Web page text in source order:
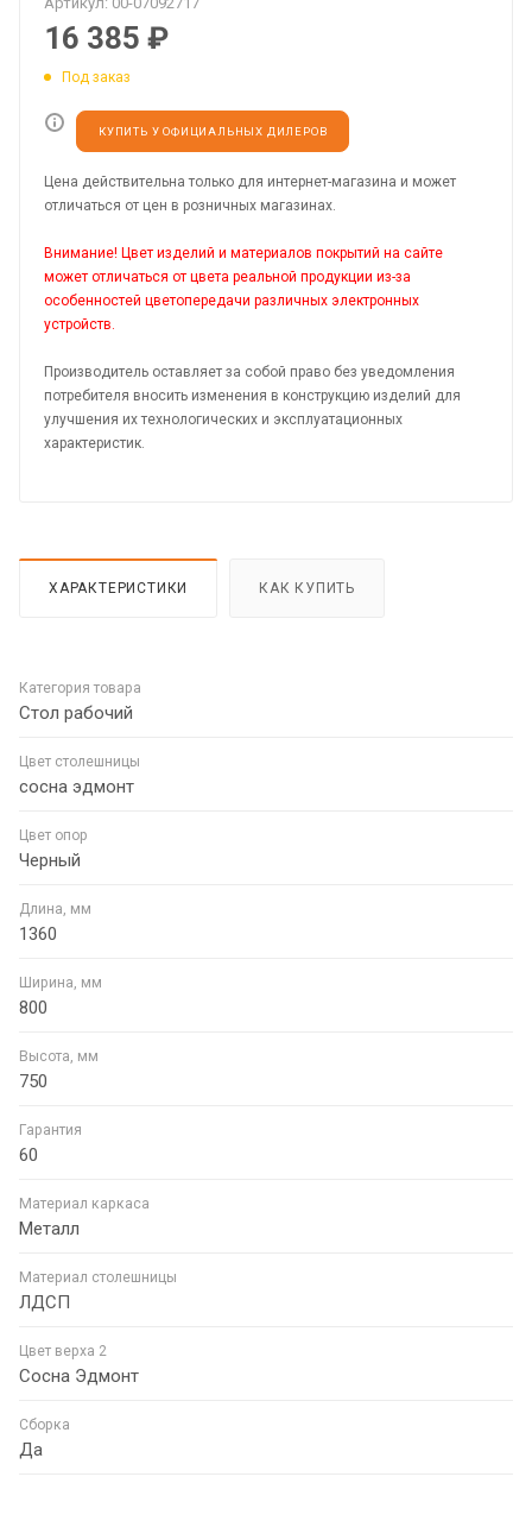
16 385 ₽
Под заказ
КУПИТЬ У ОФИЦИАЛЬНЫХ ДИЛЕРОВ
Цена действительна только для интернет-магазина и может
отличаться от цен в розничных магазинах.
Внимание! Цвет изделий и материалов покрытий на сайте
может отличаться от цвета реальной продукции из-за
особенностей цветопередачи различных электронных
устройств.
Производитель оставляет за собой право без уведомления
потребителя вносить изменения в конструкцию изделий для
улучшения их технологических и эксплуатационных
характеристик.
ХАРАКТЕРИСТИКИ КАК КУПИТЬ
Категория товара
Стол рабочий
Цвет столешницы
сосна эдмонт
Цвет опор
Черный
Длина, мм
1360
Ширина, мм
800
Высота, мм
750
Гарантия
60
Материал каркаса
Металл
Материал столешницы
ЛДСП
Цвет верха 2
Сосна Эдмонт
Сборка
Да